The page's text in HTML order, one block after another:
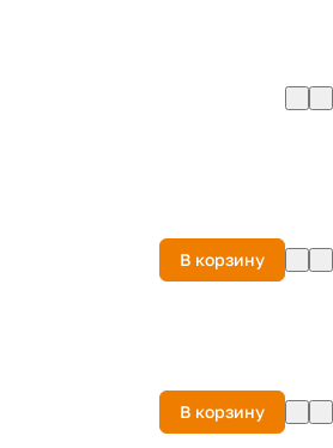
В корзину
В корзину